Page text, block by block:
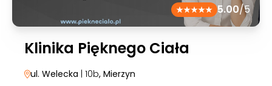
5.00/5
Klinika Pięknego Ciała
ul. Welecka | 10b, Mierzyn